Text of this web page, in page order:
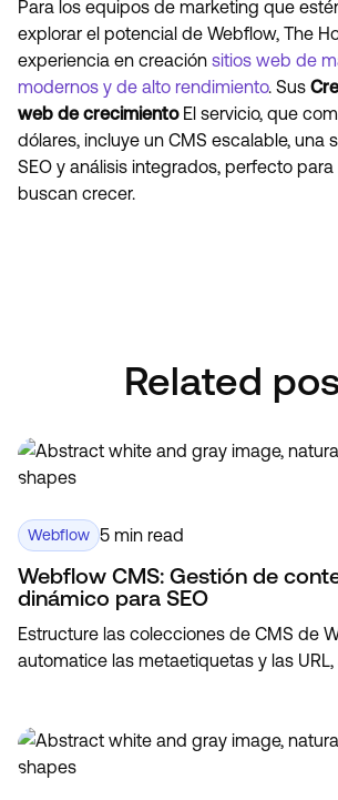
Para los equipos de marketing que
explorar el potencial de Webflow, The
experiencia en creación sitios web de
modernos y de alto rendimiento. Sus
web de crecimientoEl servicio, que
dólares, incluye un CMS escalable, una
SEO y análisis integrados, perfecto
buscan crecer.
Related
Webflow 5 min read
Webflow CMS: Gestión de
dinámico para SEO
Estructure las colecciones de CMS de
automatice las metaetiquetas y las URL,